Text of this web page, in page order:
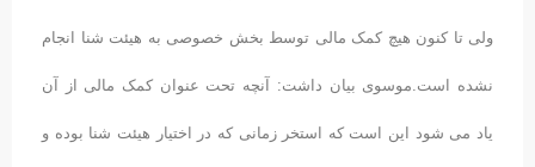
ولی تا کنون هیچ کمک مالی توسط بخش خصوصی به هیئت شنا انجام
نشده است.موسوی بیان داشت: آنچه تحت عنوان کمک مالی از آن
یاد می شود این است که استخر زمانی که در اختیار هیئت شنا بوده و